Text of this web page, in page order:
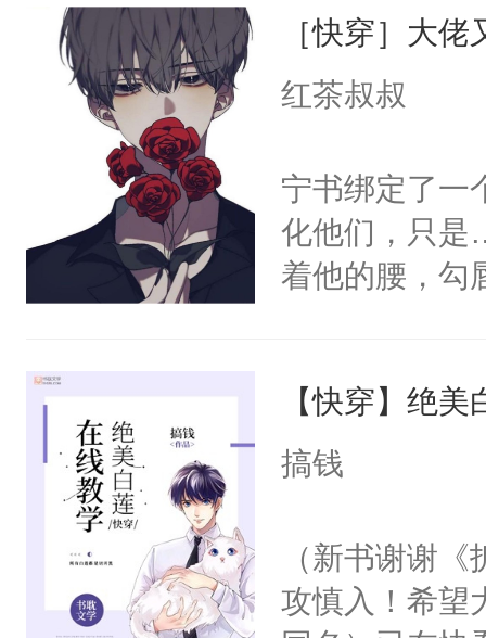
［快穿］大
红茶叔叔
宁书绑定了一
化他们，只是
着他的腰，勾
来，给老公
用力——为你
【快穿】绝
搞钱
（新书谢谢
攻慎入！希望